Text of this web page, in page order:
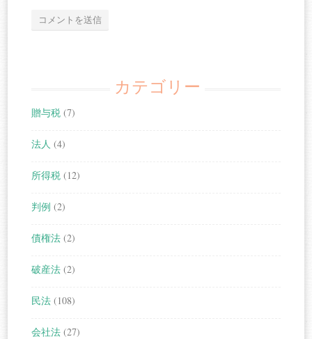
カテゴリー
贈与税 (7)
法人 (4)
所得税 (12)
判例 (2)
債権法 (2)
破産法 (2)
民法 (108)
会社法 (27)